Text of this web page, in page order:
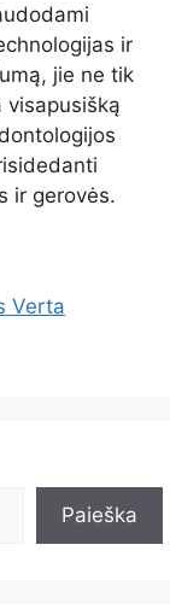
ir
jie ne tik
ir gerovės.
Verta
Paieška